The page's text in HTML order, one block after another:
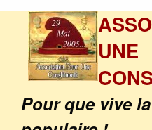
UNE
Pour que vive